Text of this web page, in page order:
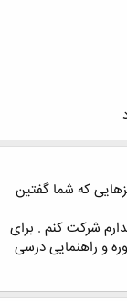
که شما گفتین
شرکت کنم . برای
و راهنمایی درسی